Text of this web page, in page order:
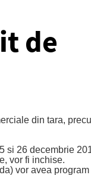
de
din tara,
si 26 decembrie
vor fi inchise.
vor avea